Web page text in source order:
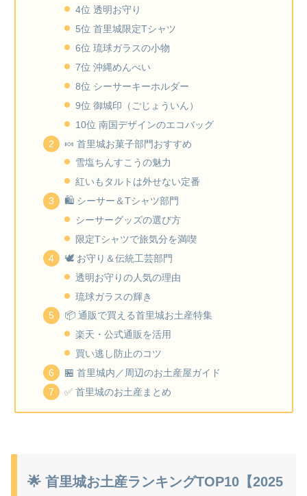
4位 透明お守り
5位 首里城限定Tシャツ
6位 琉球ガラスの小物
7位 沖縄めんべい
8位 シーサーキーホルダー
9位 御城印（ごじょういん）
10位 南国デザインのエコバッグ
🍬 首里城お菓子部門おすすめ
雪塩ちんすこうの魅力
紅いもタルトは外せない定番
🛍 シーサー＆Tシャツ部門
シーサーグッズの選び方
限定Tシャツで旅気分を満喫
🕊 お守り＆伝統工芸部門
透明お守りの人気の理由
琉球ガラスの輝き
📦 通販で買える首里城お土産特集
楽天・公式通販を活用
買い逃し防止のコツ
🏪 首里城内／周辺のお土産屋ガイド
✅ 首里城のお土産まとめ
🌟 首里城お土産ランキングTOP10【2025